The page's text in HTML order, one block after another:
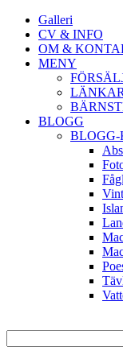
Galleri
CV & INFO
OM &
MENY
LÄNKAR
BLOGG
BLOGG-